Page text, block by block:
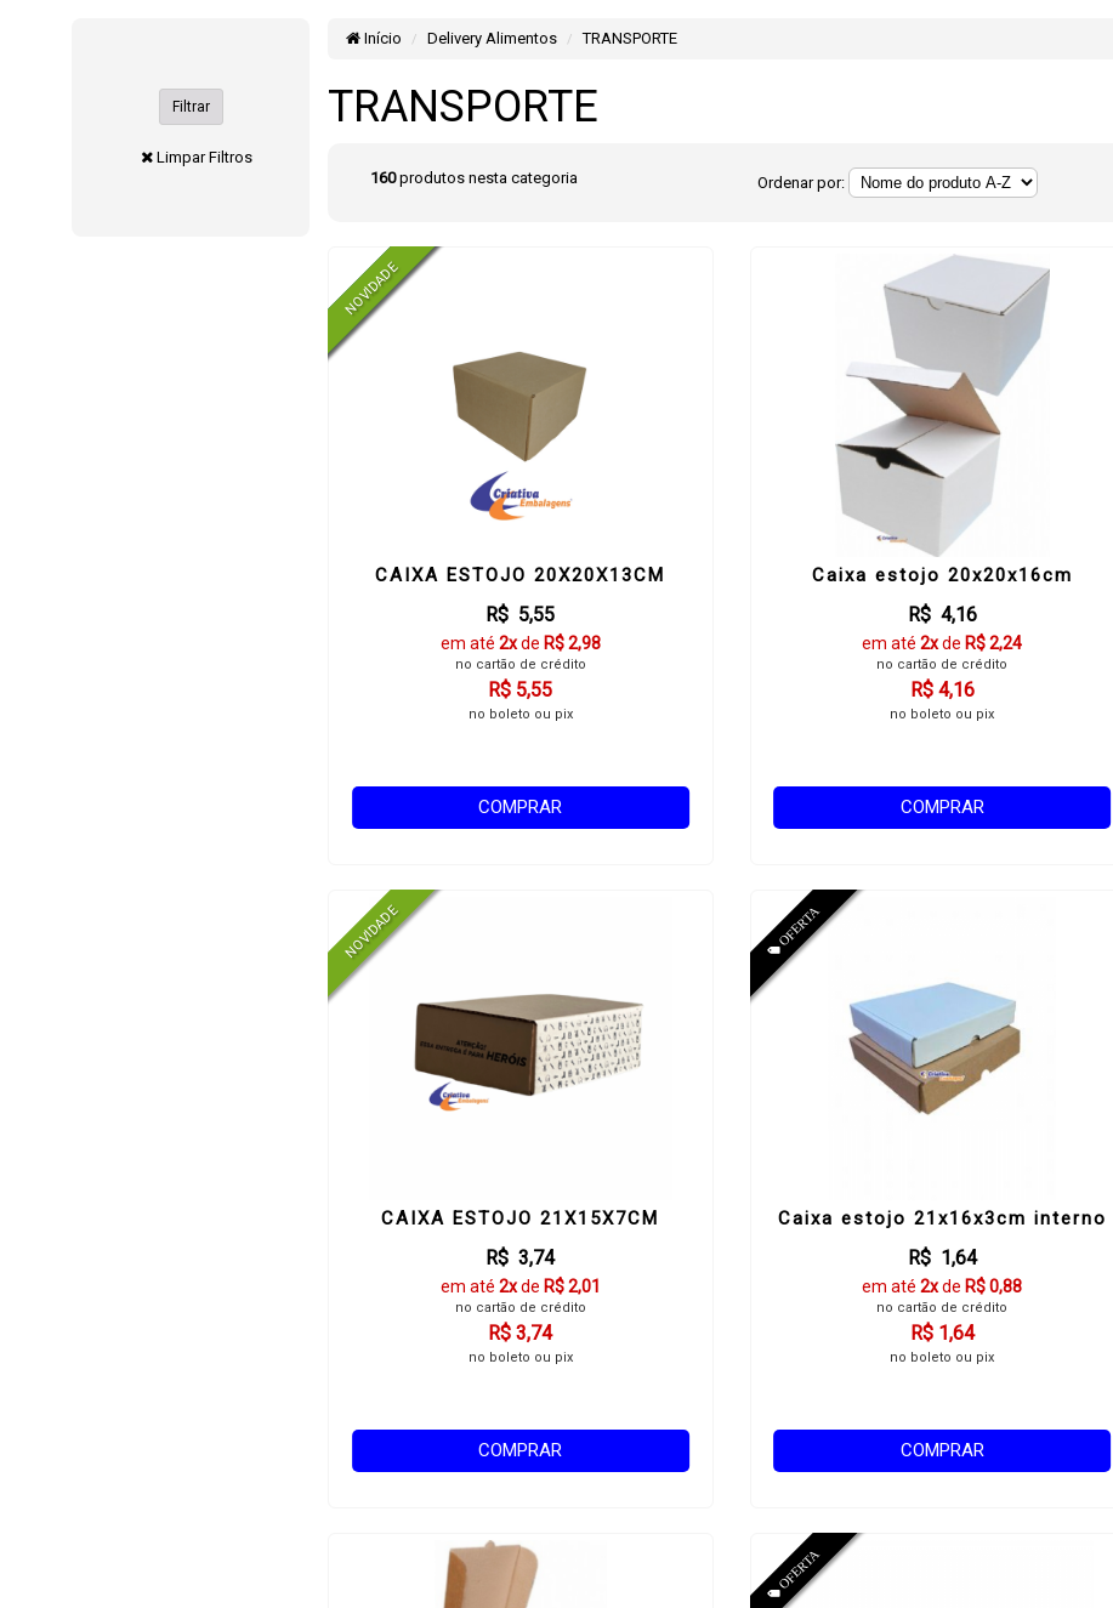
Filtrar
Limpar Filtros
Início Delivery Alimentos TRANSPORTE
TRANSPORTE
160produtos nesta categoria Ordenar por:
CAIXA ESTOJO 20X20X13CM
R$ 5,55
em até 2xde R$ 2,98
no cartão de crédito
R$ 5,55
no boleto ou pix
COMPRAR
Caixa estojo 20x20x16cm
R$ 4,16
em até2xde R$ 2,24
no cartão de crédito
R$ 4,16
no boleto ou pix
COMPRAR
CAIXA ESTOJO 21X15X7CM
R$ 3,74
em até 2xde R$ 2,01
no cartão de crédito
R$ 3,74
no boleto ou pix
COMPRAR
Caixa estojo 21x16x3cm interno
R$ 1,64
em até2xde R$ 0,88
no cartão de crédito
R$ 1,64
no boleto ou pix
COMPRAR